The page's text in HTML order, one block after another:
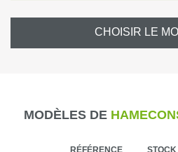
CHOISIR LE
MODÈLES DE